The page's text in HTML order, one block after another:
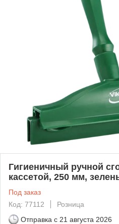
Гигиеничный ручной
кассетой, 250 мм,
Под заказ
Код: 77112
Розница
Отправка с 21 августа 2026